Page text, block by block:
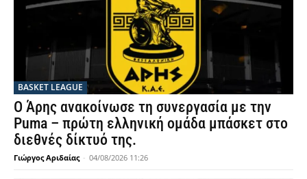
BASKET LEAGUE
Ο Άρης ανακοίνωσε τη συνεργασία με την
Puma – πρώτη ελληνική ομάδα μπάσκετ στο
διεθνές δίκτυό της.
Γιώργος Αριδαίας - 04/08/2026 11:26